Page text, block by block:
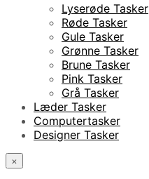
Lyserøde Tasker
Røde Tasker
Gule Tasker
Grønne Tasker
Brune Tasker
Pink Tasker
Grå Tasker
Læder Tasker
Computertasker
Designer Tasker
×